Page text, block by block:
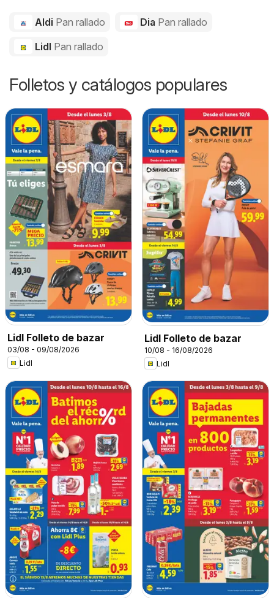
Aldi Pan rallado Dia Pan rallado
Lidl Pan rallado
Folletos y catálogos populares
Lidl Folleto de bazar
03/08 - 09/08/2026
Lidl
Lidl Folleto de bazar
10/08 - 16/08/2026
Lidl